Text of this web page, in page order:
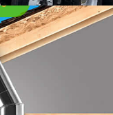
estoque de